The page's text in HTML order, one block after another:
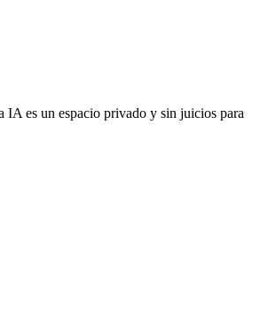
IA es un espacio privado y sin juicios para